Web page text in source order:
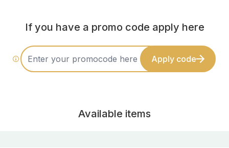
If you have a promo code apply here
Apply code
Available items